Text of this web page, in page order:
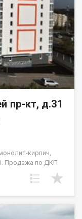
и доступность
Возможно
сертификата.
в оформлении
договорённости.
пр-кт, д.31
кирпич,
Продажа по ДКП